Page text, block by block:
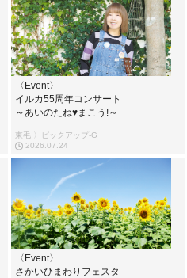
〈Event〉
イルカ55周年コンサート
～あいのたね♥まこう!～
東毛 〉ピックアップ-G
2026.07.24
〈Event〉
さかいひまわりフェスタ